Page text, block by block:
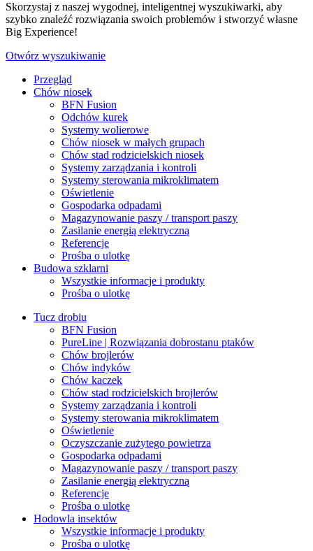
Skorzystaj z naszej wygodnej, inteligentnej wyszukiwarki, aby
szybko znaleźć rozwiązania swoich problemów i stworzyć własne
Big Experience!
Otwórz wyszukiwanie
Przegląd
Chów niosek
BFN Fusion
Odchów kurek
Systemy wolierowe
Chów niosek w małych grupach
Chów stad rodzicielskich niosek
Systemy zarządzania i kontroli
Systemy sterowania mikroklimatem
Oświetlenie
Gospodarka odpadami
Magazynowanie paszy / transport paszy
Zasilanie energią elektryczną
Referencje
Prośba o ulotkę
Budowa szklarni
Wszystkie informacje i produkty
Prośba o ulotkę
Tucz drobiu
BFN Fusion
PureLine | Rozwiązania dobrostanu ptaków
Chów brojlerów
Chów indyków
Chów kaczek
Chów stad rodzicielskich brojlerów
Systemy zarządzania i kontroli
Systemy sterowania mikroklimatem
Oświetlenie
Oczyszczanie zużytego powietrza
Gospodarka odpadami
Magazynowanie paszy / transport paszy
Zasilanie energią elektryczną
Referencje
Prośba o ulotkę
Hodowla insektów
Wszystkie informacje i produkty
Prośba o ulotkę